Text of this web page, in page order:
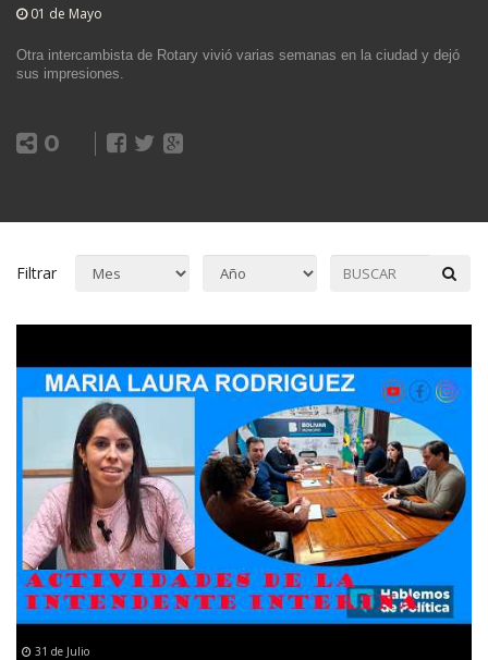
01 de Mayo
Otra intercambista de Rotary vivió varias semanas en la ciudad y dejó
sus impresiones.
0
Filtrar
31 de Julio